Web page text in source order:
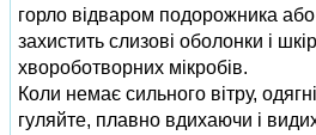
горло відваром подорожника
захистить слизові оболонки і
хвороботворних мікробів.
Коли немає сильного вітру,
гуляйте, плавно вдихаючи і